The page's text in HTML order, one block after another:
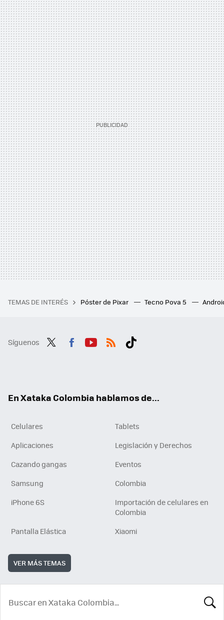
TEMAS DE INTERÉS Póster de Pixar Tecno Pova 5
Síguenos
En Xataka Colombia hablamos de...
Celulares
Tablets
Aplicaciones
Legislación y Derechos
Cazando gangas
Eventos
Samsung
Colombia
iPhone 6S
Importación de celulares en
Colombia
Pantalla Elástica
Xiaomi
VER MÁS TEMAS